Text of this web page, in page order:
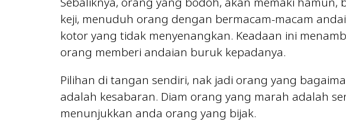
keji, menuduh orang dengan bermacam-macam
kotor yang tidak menyenangkan. Keadaan ini
orang memberi andaian buruk kepadanya.
Pilihan di tangan sendiri, nak jadi orang yang
adalah kesabaran. Diam orang yang marah adalah
menunjukkan anda orang yang bijak.